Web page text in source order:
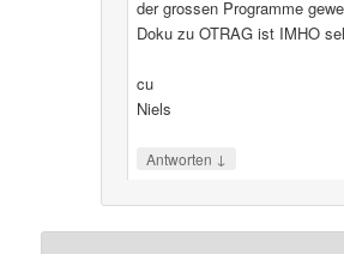
der grossen Programme
Doku zu OTRAG ist IMHO
cu
Niels
Antworten ↓